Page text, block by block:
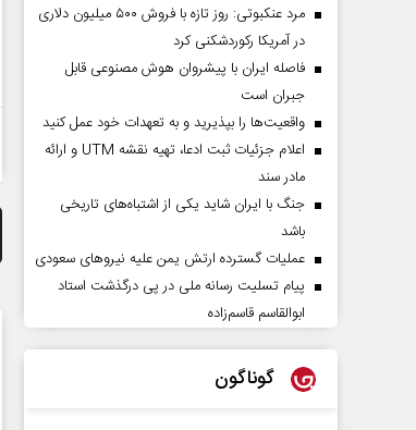
مرد عنکبوتی: روز تازه با فروش ۵۰۰ میلیون دلاری
در آمریکا رکوردشکنی کرد
فاصله ایران با پیشرو‌ان هوش مصنوعی قابل
جبران است
واقعیت‌ها را بپذیرید و به تعهدات خود عمل کنید
اعلام جزئیات ثبت ادعا، تهیه نقشه UTM و ارائه
مادر سند
جنگ با ایران شاید یکی از اشتباه‌های تاریخی
باشد
عملیات گسترده ارتش یمن علیه نیروهای سعودی
پیام تسلیت رسانه ملی در پی درگذشت استاد
ابوالقاسم قاسم‌زاده
گوناگون